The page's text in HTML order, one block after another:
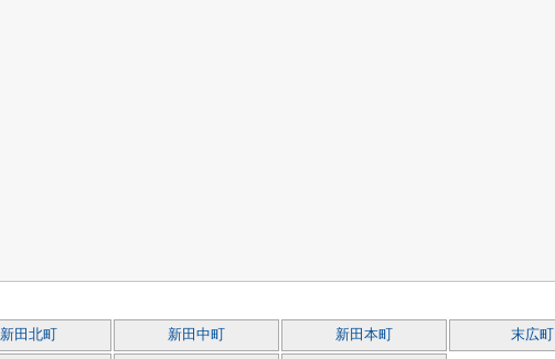
新田北町 新田中町 新田本町 末広町